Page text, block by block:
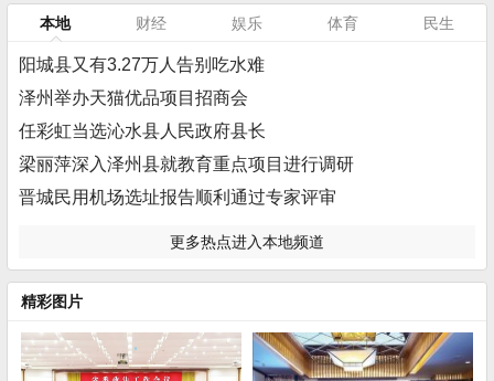
本地 财经 娱乐 体育 民生
阳城县又有3.27万人告别吃水难
泽州举办天猫优品项目招商会
任彩虹当选沁水县人民政府县长
梁丽萍深入泽州县就教育重点项目进行调研
晋城民用机场选址报告顺利通过专家评审
更多热点进入本地频道
精彩图片